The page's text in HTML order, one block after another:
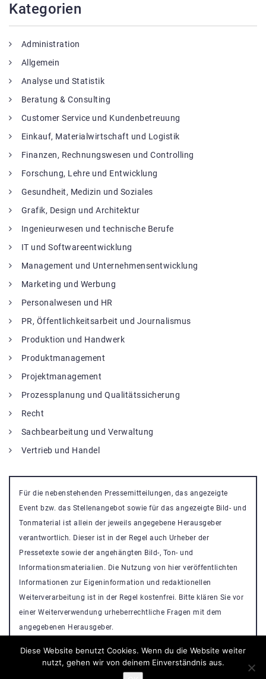
Kategorien
Administration
Allgemein
Analyse und Statistik
Beratung & Consulting
Customer Service und Kundenbetreuung
Einkauf, Materialwirtschaft und Logistik
Finanzen, Rechnungswesen und Controlling
Forschung, Lehre und Entwicklung
Gesundheit, Medizin und Soziales
Grafik, Design und Architektur
Ingenieurwesen und technische Berufe
IT und Softwareentwicklung
Management und Unternehmensentwicklung
Marketing und Werbung
Personalwesen und HR
PR, Öffentlichkeitsarbeit und Journalismus
Produktion und Handwerk
Produktmanagement
Projektmanagement
Prozessplanung und Qualitätssicherung
Recht
Sachbearbeitung und Verwaltung
Vertrieb und Handel
Für die nebenstehenden Pressemitteilungen, das angezeigte
Event bzw. das Stellenangebot sowie für das angezeigte Bild- und
Tonmaterial ist allein der jeweils angegebene Herausgeber
verantwortlich. Dieser ist in der Regel auch Urheber der
Pressetexte sowie der angehängten Bild-, Ton- und
Informationsmaterialien. Die Nutzung von hier veröffentlichten
Informationen zur Eigeninformation und redaktionellen
Weiterverarbeitung ist in der Regel kostenfrei. Bitte klären Sie vor
einer Weiterverwendung urheberrechtliche Fragen mit dem
angegebenen Herausgeber.
Diese Website benutzt Cookies. Wenn du die Website weiter
nutzt, gehen wir von deinem Einverständnis aus.